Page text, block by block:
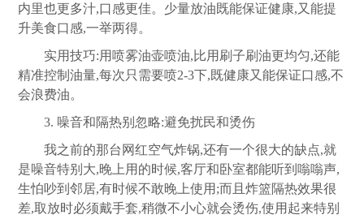
内里也更多汁,口感更佳。少量放油既能保证健康,又能提
升美食口感,一举两得。
实用技巧:用喷雾油壶喷油,比用刷子刷油更均匀,还能
精准控制油量,每次只需要喷2-3下,既健康又能保证口感,不
会浪费油。
3. 噪音和隔热别忽略:避免扰民和烫伤
我之前的那台网红空气炸锅,还有一个很大的缺点,就
是噪音特别大,晚上用的时候,客厅和卧室都能听到嗡嗡声,
生怕吵到邻居,有时候不敢晚上使用;而且炸篮隔热效果很
差,取放时必须戴手套,稍微不小心就会烫伤,使用起来特别